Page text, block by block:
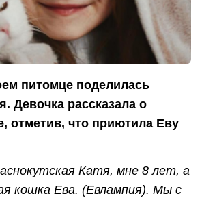
питомце поделилась
Девочка рассказала о
отметив, что приютила Еву
Катя, мне 8 лет, а
кошка Ева. (Евлампия). Мы с